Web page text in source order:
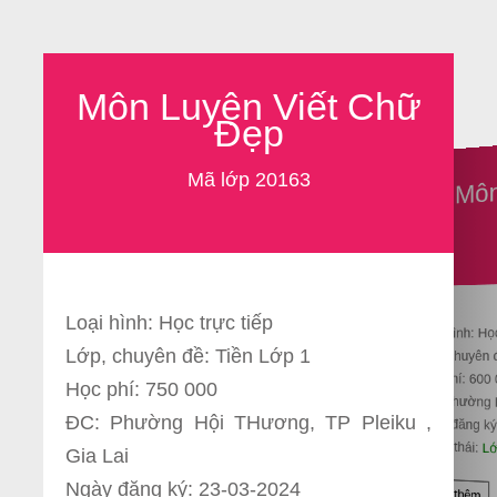
Môn Luyện Viết Chữ
Đẹp
Mã lớp 20163
Loại hình: Học trực tiếp
Lớp, chuyên đề: Tiền Lớp 1
Học phí: 750 000
ĐC: Phường Hội THương, TP Pleiku ,
Gia Lai
Ngày đăng ký: 23-03-2024
Loại hình:
Lớp,
Học phí: 600
ĐC:
Ngày đăng
Trạng thái: